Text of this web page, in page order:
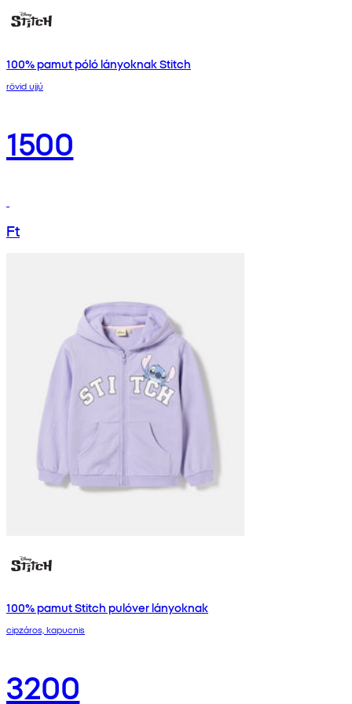
100% pamut póló lányoknak Stitch
rövid ujjú
1500
Ft
100% pamut Stitch pulóver lányoknak
cipzáros, kapucnis
3200